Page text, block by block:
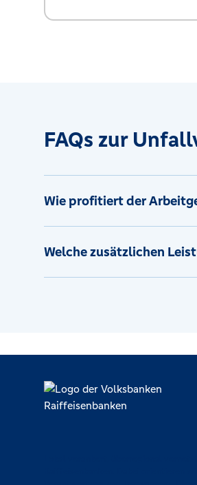
FAQs zur
Wie profitiert der
Welche zusätzlichen